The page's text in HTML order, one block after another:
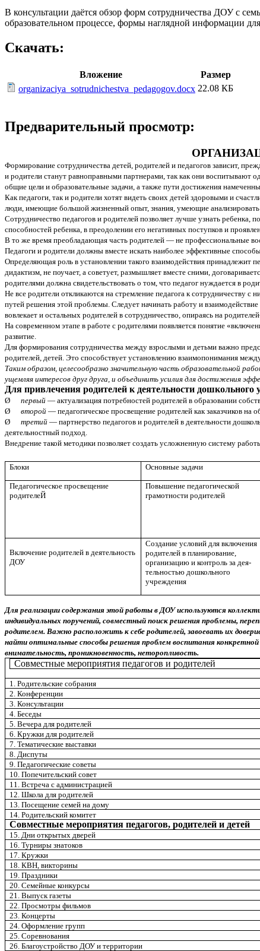
В консультации даётся обзор форм сотрудничества ДОУ с
образовательном процессе, формы наглядной информации
Скачать:
Вложение
Размер
organizaciya_sotrudnichestva_pedagogov.docx 22.08 КБ
Предварительный просмотр:
Формирование сотрудничества детей, родителей и педагогов зависит,
и родители станут равноправными партнерами, так как они вос­питывают
общие цели и образовательные задачи, а также пути достижения
Как педагоги, так и родители хотят видеть своих детей здоровыми и
люди, имеющие большой жизненный опыт, знания, умеющие
Сотрудничество педагогов и родителей позволяет лучше узнать ребенка,
способностей ребенка, в преодолении его негативных поступков и
В то же время преобладающая часть родителей — не профессиональные
Педагоги и родители должны вместе искать наиболее эффективные
Определяющая роль в установлении такого взаимодействия принадлежит
дидактизм, не поучает, а советует, размышляет вместе сними,
родителями должна свидетельствовать о том, что педагог нуждается в
Не все родители откликаются на стремление педагога к сотрудничеству
путей решения этой проблемы. Следует начинать работу и
вовлекает и остальных родителей в сотрудничество, опираясь на
На современном этапе в работе с родителями появляется понятие
развитие.
Для формирования сотрудничества между взрослыми и детьми важно
родителей, детей. Это способствует установлению взаимопонимания
Таким образом, целесообразно значительную часть образовательной
ущемляя интересов друг друга, и объединить усилия для достижения
Для привлечения родителей к деятельности
Ø первый — актуализация потребностей родителей в образовании
Ø
второй — педагогическое просвещение родителей как заказчиков на
Ø
третий — партнерство педагогов и родителей в деятельности
деятельностный подход.
Внедрение такой методики позволяет создать усложненную систему
Блоки Основные задачи
Педагогическое просвещение
родителеЙ
Повышение педагогической
грамотности родителей
Включение ро­дителей в дея­тельность
ДОУ
Создание условий для включения
родителей в планирование,
организацию и контроль за дея­
тельностью дошкольного
учреждения
Для реализации содержания этой работы в ДОУ используются
индивидуальных поручений, совместный поиск решения проблемы,
родителем. Важно расположить к себе родителей, завоевать их
найти оптимальные способы решения проблем воспитания
внимательность, проникновенность, неторопливость.
Совместные мероприятия педагогов и родителей
1. Родительские собрания
2. Конференции
3. Консультации
4. Беседы
5. Вечера для родителей
6. Кружки для родителей
7. Тематические выставки
8. Диспуты
9. Педагогические советы
10. Попечительский совет
11. Встреча с администрацией
12. Школа для родителей
13. Посещение семей на дому
14. Родительский комитет
Совместные мероприятия педагогов, родителей и детей
15. Дни открытых дверей
16. Турниры знатоков
17. Кружки
18. КВН, викторины
19. Праздники
20. Семейные конкурсы
21. Выпуск газеты
22. Просмотры фильмов
23. Концерты
24. Оформление групп
25. Соревнования
26. Благоустройство ДОУ и территории